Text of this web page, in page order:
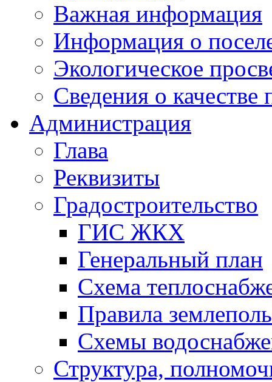
Важная информация
Информация о
Экологическое
Сведения о качестве
Администрация
Глава
Реквизиты
Градостроительство
ГИС ЖКХ
Генеральный план
Схема
Правила
Схемы
Структура,